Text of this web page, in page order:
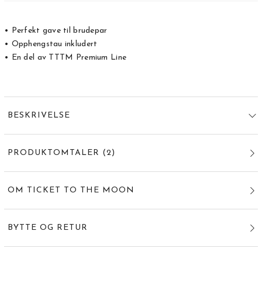
• Perfekt gave til brudepar
• Opphengstau inkludert
• En del av TTTM Premium Line
BESKRIVELSE
PRODUKTOMTALER (2)
OM TICKET TO THE MOON
BYTTE OG RETUR